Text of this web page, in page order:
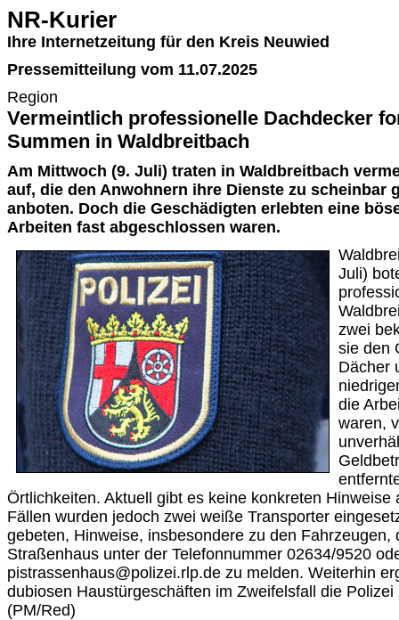
NR-Kurier
Ihre Internetzeitung für den Kreis Neuwied
Pressemitteilung vom 11.07.2025
Region
Vermeintlich professionelle Dachdecker
Summen in Waldbreitbach
Am Mittwoch (9. Juli) traten in Waldbreitbach
auf, die den Anwohnern ihre Dienste zu scheinbar
anboten. Doch die Geschädigten erlebten eine
Arbeiten fast abgeschlossen waren.
Juli)
zwei
sie den
Dächer
die
waren,
Örtlichkeiten. Aktuell gibt es keine konkreten Hinweise
Fällen wurden jedoch zwei weiße Transporter
gebeten, Hinweise, insbesondere zu den Fahrzeugen,
Straßenhaus unter der Telefonnummer 02634/9520
pistrassenhaus@polizei.rlp.de zu melden. Weiterhin
dubiosen Haustürgeschäften im Zweifelsfall die
(PM/Red)